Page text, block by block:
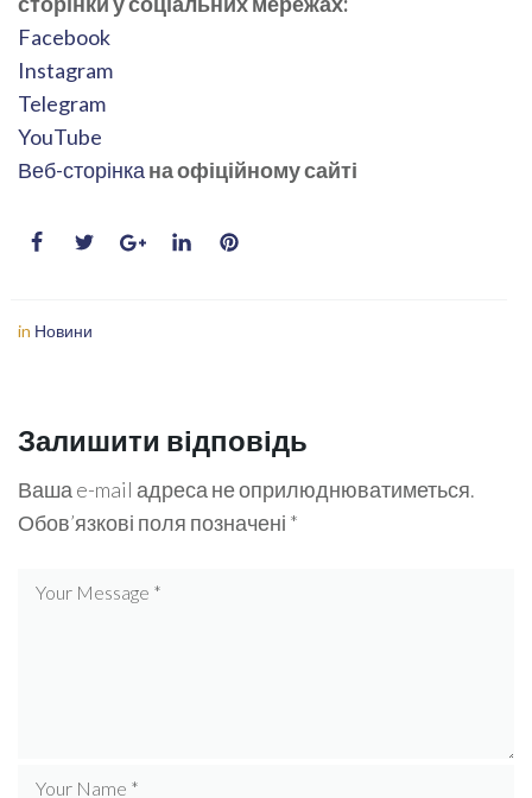
Facebook
Instagram
Telegram
YouTube
Веб-сторінка на офіційному сайті
in Новини
Залишити відповідь
Ваша e-mail адреса не оприлюднюватиметься.
Обов’язкові поля позначені *